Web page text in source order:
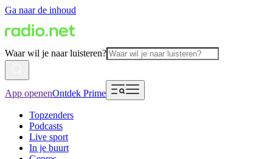
Ga naar de inhoud
Waar wil je naar luisteren?
App openenOntdek Prime
Topzenders
Podcasts
Live sport
In je buurt